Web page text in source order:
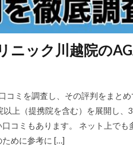
ニック川越院の
コミを調査し、その評判をまと
上（提携院を含む）を展開し、
コミもあります。 ネット上でも
めに参考に […]